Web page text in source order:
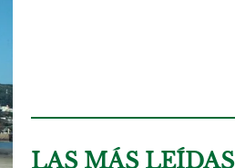
LAS MÁS LEÍDAS